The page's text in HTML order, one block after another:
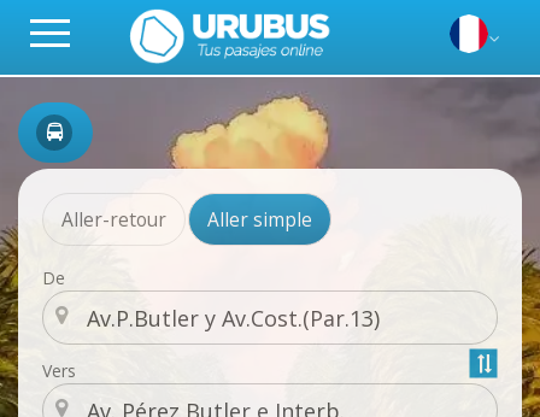
Aller-retour Aller simple
De
Vers